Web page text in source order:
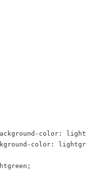
color:
color: